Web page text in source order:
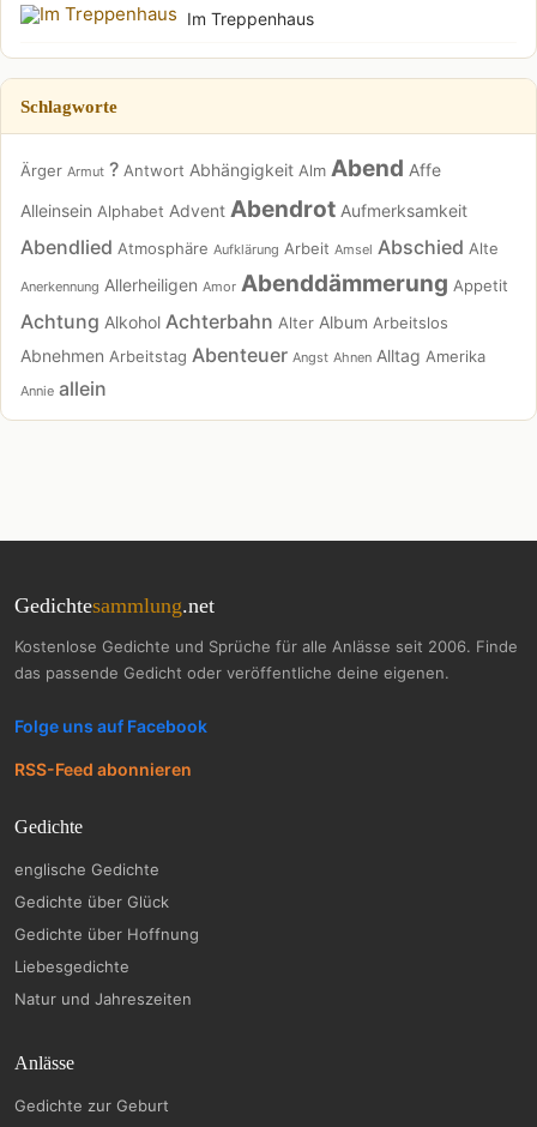
Im Treppenhaus
Schlagworte
Ärger Armut ? Antwort Abhängigkeit Alm Abend Affe
Alleinsein Alphabet Advent Abendrot Aufmerksamkeit
Abendlied Atmosphäre Aufklärung Arbeit Amsel Abschied Alte
Anerkennung Allerheiligen Amor Abenddämmerung Appetit
Achtung Alkohol Achterbahn Alter Album Arbeitslos
Abnehmen Arbeitstag Abenteuer Angst Ahnen Alltag Amerika
Annie allein
Gedichtesammlung.net
Kostenlose Gedichte und Sprüche für alle Anlässe seit 2006. Finde
das passende Gedicht oder veröffentliche deine eigenen.
Folge uns auf Facebook
RSS-Feed abonnieren
Gedichte
englische Gedichte
Gedichte über Glück
Gedichte über Hoffnung
Liebesgedichte
Natur und Jahreszeiten
Anlässe
Gedichte zur Geburt